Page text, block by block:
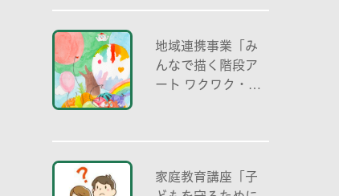
地域連携事業「み
んなで描く階段ア
ート ワクワク・自
家庭教育講座「子